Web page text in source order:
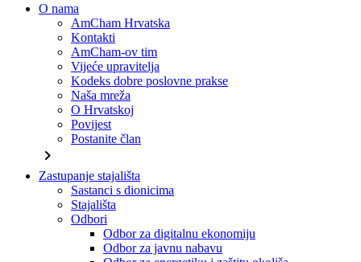
O nama
AmCham Hrvatska
Kontakti
AmCham-ov tim
Vijeće upravitelja
Kodeks dobre poslovne prakse
Naša mreža
O Hrvatskoj
Povijest
Postanite član
chevron_right
Zastupanje stajališta
Sastanci s dionicima
Stajališta
Odbori
Odbor za digitalnu ekonomiju
Odbor za javnu nabavu